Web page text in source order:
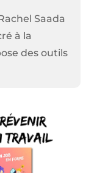
Saada
à la
des outils